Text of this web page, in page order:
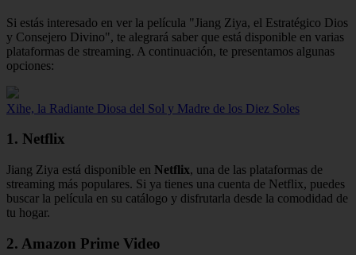
Si estás interesado en ver la película "Jiang Ziya, el Estratégico Dios
y Consejero Divino", te alegrará saber que está disponible en varias
plataformas de streaming. A continuación, te presentamos algunas
opciones:
Xihe, la Radiante Diosa del Sol y Madre de los Diez Soles
1. Netflix
Jiang Ziya está disponible en Netflix, una de las plataformas de
streaming más populares. Si ya tienes una cuenta de Netflix, puedes
buscar la película en su catálogo y disfrutarla desde la comodidad de
tu hogar.
2. Amazon Prime Video